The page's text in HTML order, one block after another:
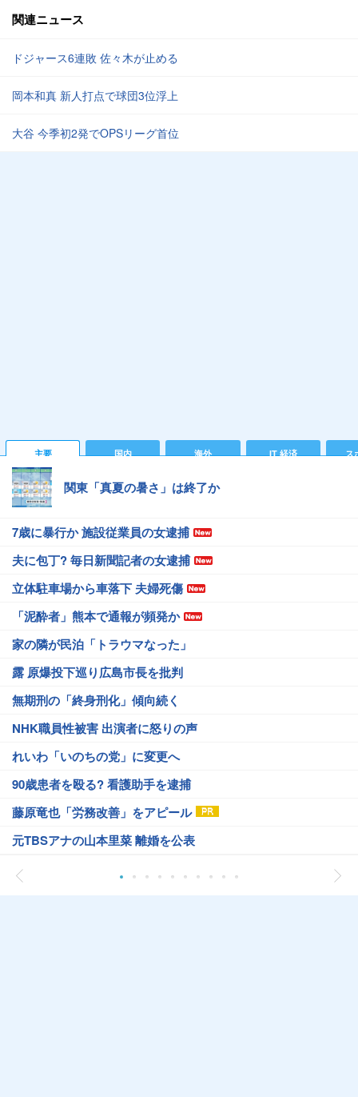
関連ニュース
ドジャース6連敗 佐々木が止める
岡本和真 新人打点で球団3位浮上
大谷 今季初2発でOPSリーグ首位
主要 国内 海外 IT 経済 ス
関東「真夏の暑さ」は終了か
7歳に暴行か 施設従業員の女逮捕
夫に包丁? 毎日新聞記者の女逮捕
立体駐車場から車落下 夫婦死傷
「泥酔者」熊本で通報が頻発か
家の隣が民泊「トラウマなった」
露 原爆投下巡り広島市長を批判
無期刑の「終身刑化」傾向続く
NHK職員性被害 出演者に怒りの声
れいわ「いのちの党」に変更へ
90歳患者を殴る? 看護助手を逮捕
藤原竜也「労務改善」をアピール
元TBSアナの山本里菜 離婚を公表